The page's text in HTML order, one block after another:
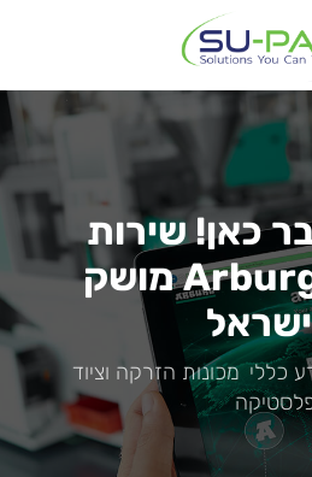
כאן! שירות
ArburgXworld מושק
כללי,מכונות הזרקה וציוד
|